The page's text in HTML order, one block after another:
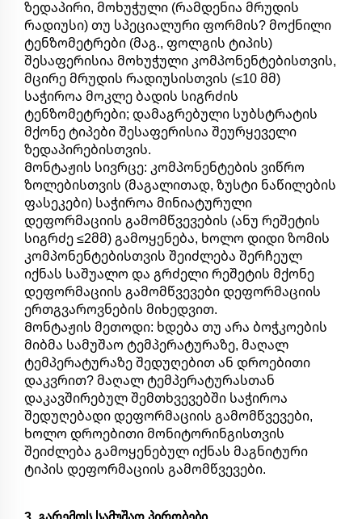
ზედაპირი, მოხუჭული (რამდენია მრუდის
რადიუსი) თუ სპეციალური ფორმის? მოქნილი
ტენზომეტრები (მაგ., ფოლგის ტიპის)
შესაფერისია მოხუჭული კომპონენტებისთვის,
მცირე მრუდის რადიუსისთვის (≤10 მმ)
საჭიროა მოკლე ბადის სიგრძის
ტენზომეტრები; დამაგრებული სუბსტრატის
მქონე ტიპები შესაფერისია შეურყეველი
ზედაპირებისთვის.
Მონტაჟის სივრცე: კომპონენტების ვიწრო
ზოლებისთვის (მაგალითად, ზუსტი ნაწილების
ფასეკები) საჭიროა მინიატურული
დეფორმაციის გამომწვევების (ანუ რეშეტის
სიგრძე ≤2მმ) გამოყენება, ხოლო დიდი ზომის
კომპონენტებისთვის შეიძლება შერჩეულ
იქნას საშუალო და გრძელი რეშეტის მქონე
დეფორმაციის გამომწვევები დეფორმაციის
ერთგვაროვნების მიხედვით.
Მონტაჟის მეთოდი: ხდება თუ არა ბოჭკოების
მიბმა სამუშაო ტემპერატურაზე, მაღალ
ტემპერატურაზე შედუღებით ან დროებითი
დაკვრით? მაღალ ტემპერატურასთან
დაკავშირებულ შემთხვევებში საჭიროა
შედუღებადი დეფორმაციის გამომწვევები,
ხოლო დროებითი მონიტორინგისთვის
შეიძლება გამოყენებულ იქნას მაგნიტური
ტიპის დეფორმაციის გამომწვევები.